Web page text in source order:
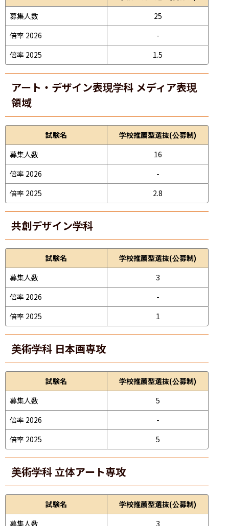
募集人数
25
倍率 2026
-
倍率 2025
1.5
アート・デザイン表現学科 メディア表現
領域
試験名
学校推薦型選抜(公募制)
募集人数
16
倍率 2026
-
倍率 2025
2.8
共創デザイン学科
試験名
学校推薦型選抜(公募制)
募集人数
3
倍率 2026
-
倍率 2025
1
美術学科 日本画専攻
試験名
学校推薦型選抜(公募制)
募集人数
5
倍率 2026
-
倍率 2025
5
美術学科 立体アート専攻
試験名
学校推薦型選抜(公募制)
募集人数
3